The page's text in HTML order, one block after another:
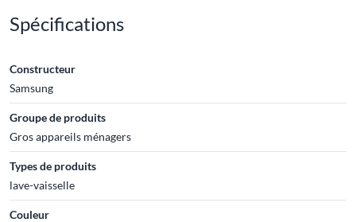
Spécifications
Constructeur
Samsung
Groupe de produits
Gros appareils ménagers
Types de produits
lave-vaisselle
Couleur